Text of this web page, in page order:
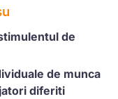
de
de munca
diferiti